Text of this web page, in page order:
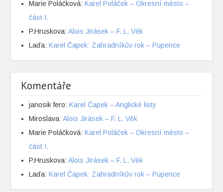
Marie Poláčková:Karel Poláček – Okresní město –
část I.
P.Hruskova:Alois Jirásek – F. L. Věk
Laďa:Karel Čapek: Zahradníkův rok – Pupence
Komentáře
janosik fero:Karel Čapek – Anglické listy
Miroslava:Alois Jirásek – F. L. Věk
Marie Poláčková:Karel Poláček – Okresní město –
část I.
P.Hruskova:Alois Jirásek – F. L. Věk
Laďa:Karel Čapek: Zahradníkův rok – Pupence